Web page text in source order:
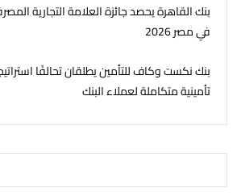
بنك القاهرة يحصد جائزة العلامة التجارية
في مصر 2026
بنك نكست وكاف للتأمين يطلقان تحالفًا
تأمينية متكاملة لعملاء البنك